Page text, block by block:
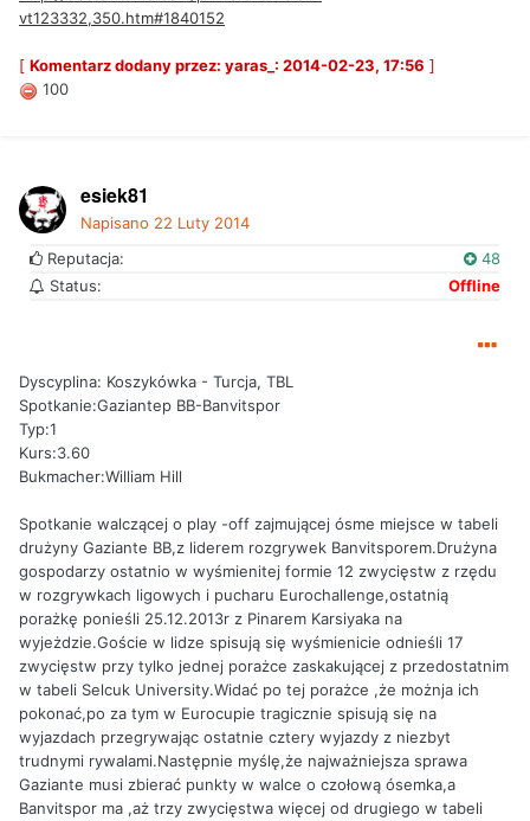
vt123332,350.htm#1840152
[ Komentarz dodany przez: yaras_: 2014-02-23, 17:56 ]
100
esiek81
Napisano 22 Luty 2014
Reputacja:
48
Status:
Offline
Dyscyplina: Koszykówka - Turcja, TBL
Spotkanie:Gaziantep BB-Banvitspor
Typ:1
Kurs:3.60
Bukmacher:William Hill
Spotkanie walczącej o play -off zajmującej ósme miejsce w tabeli
drużyny Gaziante BB,z liderem rozgrywek Banvitsporem.Drużyna
gospodarzy ostatnio w wyśmienitej formie 12 zwycięstw z rzędu
w rozgrywkach ligowych i pucharu Eurochallenge,ostatnią
porażkę ponieśli 25.12.2013r z Pinarem Karsiyaka na
wyjeżdzie.Goście w lidze spisują się wyśmienicie odnieśli 17
zwycięstw przy tylko jednej porażce zaskakującej z przedostatnim
w tabeli Selcuk University.Widać po tej porażce ,że możnja ich
pokonać,po za tym w Eurocupie tragicznie spisują się na
wyjazdach przegrywając ostatnie cztery wyjazdy z niezbyt
trudnymi rywalami.Następnie myślę,że najważniejsza sprawa
Gaziante musi zbierać punkty w walce o czołową ósemka,a
Banvitspor ma ,aż trzy zwycięstwa więcej od drugiego w tabeli